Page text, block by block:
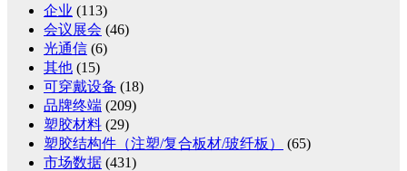
企业 (113)
会议展会 (46)
光通信 (6)
其他 (15)
可穿戴设备 (18)
品牌终端 (209)
塑胶材料 (29)
塑胶结构件（注塑/复合板材/玻纤板）
(65)
市场数据 (431)